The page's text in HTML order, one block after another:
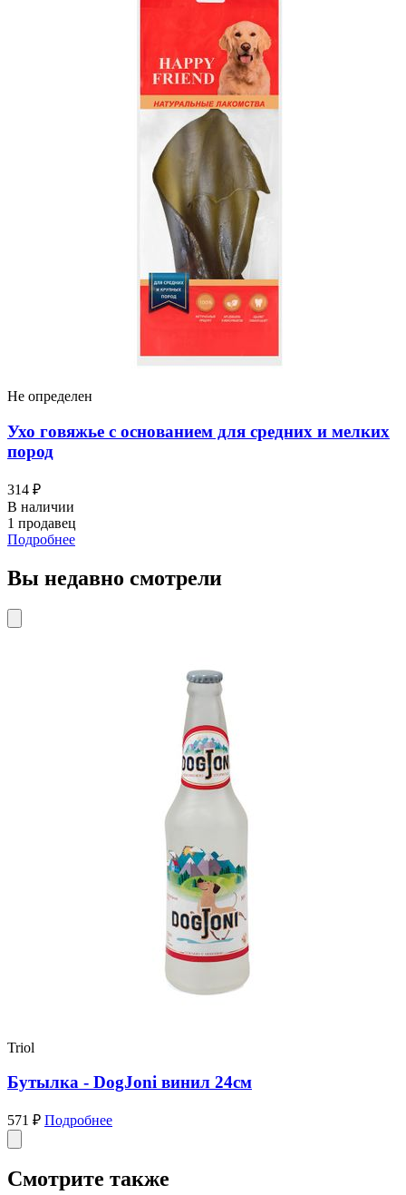
Не определен
Ухо говяжье с основанием для средних и мелких
пород
314 ₽
В наличии
1 продавец
Подробнее
Вы недавно смотрели
Triol
Бутылка - DogJoni винил 24см
571 ₽ Подробнее
Смотрите также